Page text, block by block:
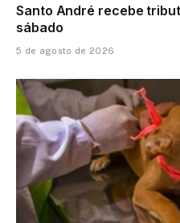
Santo André recebe
sábado
5 de agosto de 2026